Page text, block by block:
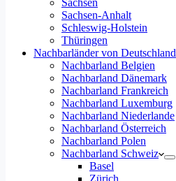
Sachsen
Sachsen-Anhalt
Schleswig-Holstein
Thüringen
Nachbarländer von Deutschland
Nachbarland Belgien
Nachbarland Dänemark
Nachbarland Frankreich
Nachbarland Luxemburg
Nachbarland Niederlande
Nachbarland Österreich
Nachbarland Polen
Nachbarland Schweiz
Basel
Zürich